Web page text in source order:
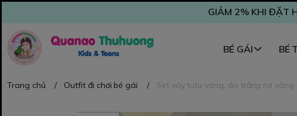
GIẢM 2% KHI ĐẶT
BÉ GÁI BÉ
Trang chủ / Outfit đi chơi bé gái / Set váy tutu vàng, áo trắng nơ vàng